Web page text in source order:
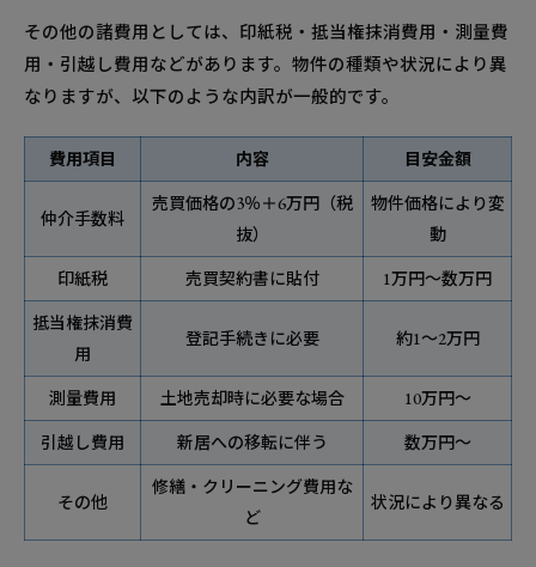
その他の諸費用としては、印紙税・抵当権抹消費用・測量費
用・引越し費用などがあります。物件の種類や状況により異
なりますが、以下のような内訳が一般的です。
費用項目 内容 目安金額
仲介手数料
売買価格の3％＋6万円（税
抜）
物件価格により変
動
印紙税 売買契約書に貼付 1万円～数万円
抵当権抹消費
用
登記手続きに必要 約1～2万円
測量費用 土地売却時に必要な場合 10万円～
引越し費用 新居への移転に伴う 数万円～
その他
修繕・クリーニング費用な
ど
状況により異なる